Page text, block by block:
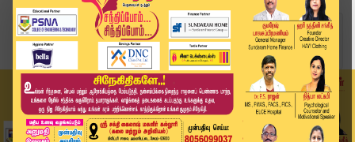
Home
இந்தியா - பாக். போர் பதற்றம்
பாகிஸ்தான் பொய் தகவல்களை பரப்பியது – இந்திய ராண...